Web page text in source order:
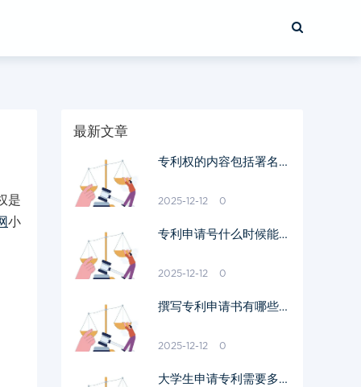
是
小
最新文章
专利权的内容包括署名权
2025-12-12 0
专利申请号什么时候能拿
2025-12-12 0
撰写专利申请书有哪些流
2025-12-12 0
大学生申请专利需要多少